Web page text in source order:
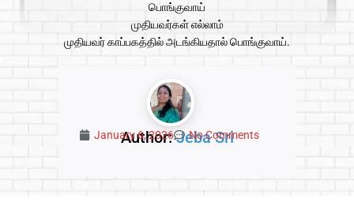
பொங்குவாய்
முதியவர்கள் எல்லாம்
முதியவர் காப்பகத்தில் அடங்கியதால் பொங்குவாய்.
Author:Jeba Sri
January 6, 2026 No Comments